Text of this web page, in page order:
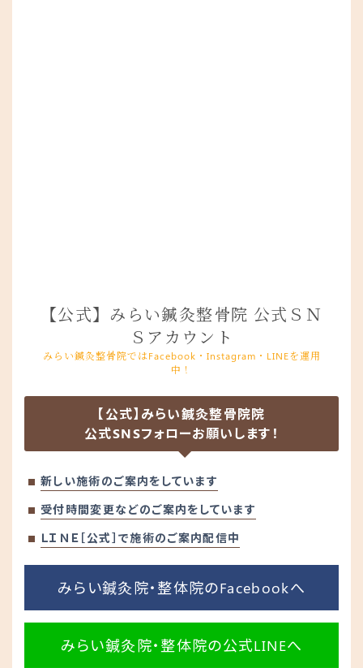
【公式】みらい鍼灸整骨院 公式ＳＮ
Ｓアカウント
みらい鍼灸整骨院ではFacebook・Instagram・LINEを運用
中！
【公式】みらい鍼灸整骨院院
公式SNSフォローお願いします！
新しい施術のご案内をしています
受付時間変更などのご案内をしています
ＬＩＮＥ［公式］で施術のご案内配信中
みらい鍼灸院・整体院のFacebookへ
みらい鍼灸院・整体院の公式LINEへ